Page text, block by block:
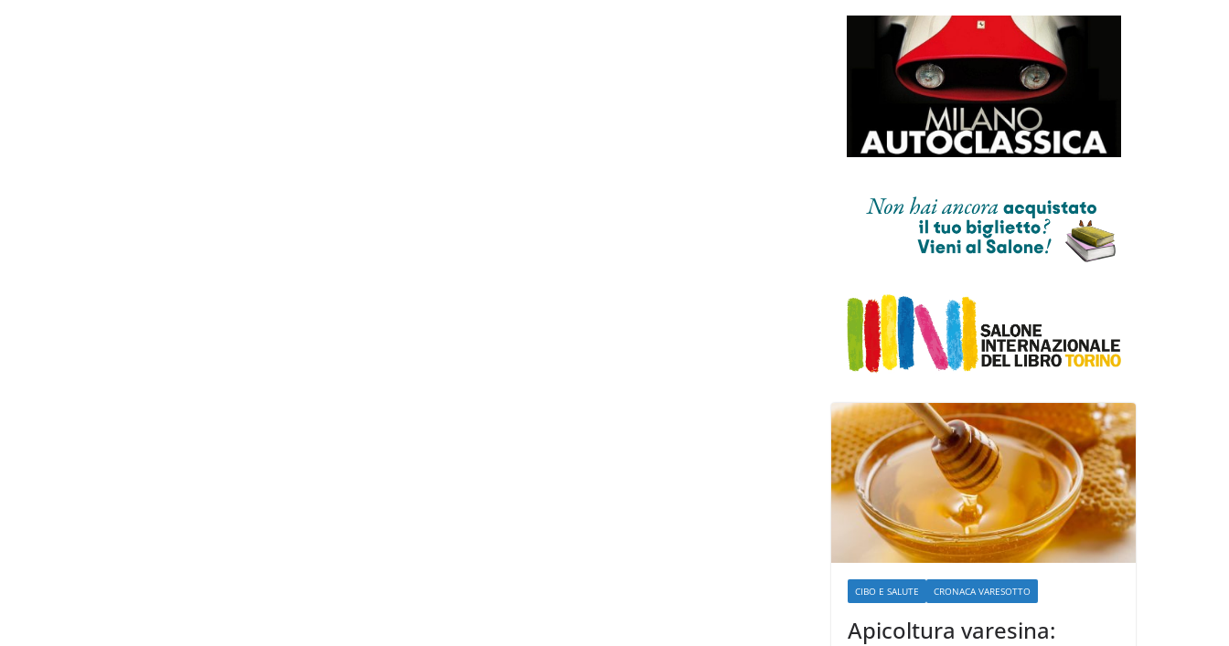
CIBO E SALUTE CRONACA VARESOTTO
Apicoltura varesina: